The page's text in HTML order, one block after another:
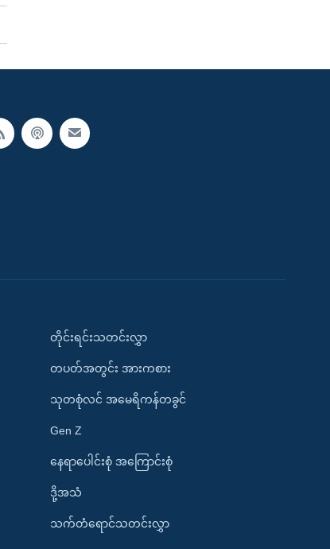
တိုင်းရင်းသတင်းလွှာ
တပတ်အတွင်း အားကစား
သုတစုံလင် အမေရိကန်တခွင်
Gen Z
နေရာပေါင်းစုံ အကြောင်းစုံ
ဒို့အသံ
သက်တံရောင်သတင်းလွှာ